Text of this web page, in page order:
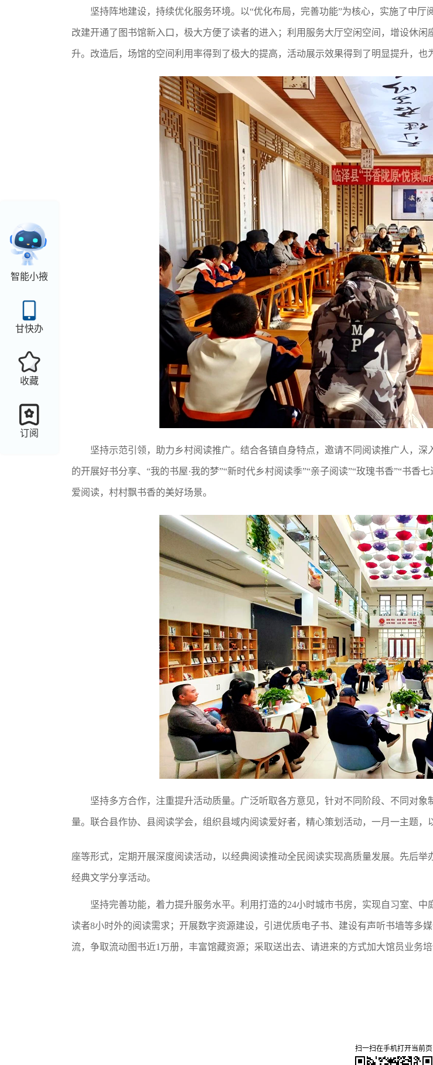
智能小掖
甘快办
收藏
订阅
坚持阵地建设，持续优化服务环境。 以“优化布局，完善功能”为核心，实施了中厅
改建开通了图书馆新入口，极大方便了读者的进入；利用服务大厅空闲空间，增设休
升。改造后，场馆的空间利用率得到了极大的提高，活动展示效果得到了明显提升，也
坚持示范引领 ， 助力乡村阅读推广。 结合各镇自身特点，邀请不同阅读推广人，
的开展好书分享、 “我的书屋·我的梦”“新时代乡村阅读季”“亲子阅读”“玫瑰书香”“书
爱阅读，村村飘书香的美好场景。
坚持多方合作，注重提升活动质量。 广泛听取各方意见，针对不同阶段、不同对
量。 联合县作协、县阅读学会，组织县域内阅读爱好者，精心策划活动，一月一主题，
座等形式，定期开展深度阅读活动，以经典阅读推动全民阅读实现高质量发展。先后举
经典文学分享活动。
坚持完善功能，着力提升服务水平。 利用打造的24小时城市书房，实现自习室、
读者8小时外的阅读需求； 开展数字资源建设，引进优质电子书、 建设有声听书墙等多
流， 争取流动图书近1万册，丰富馆藏资源 ； 采取送出去、请进来的方式加大馆员业务培
扫一扫在手机打开当前页